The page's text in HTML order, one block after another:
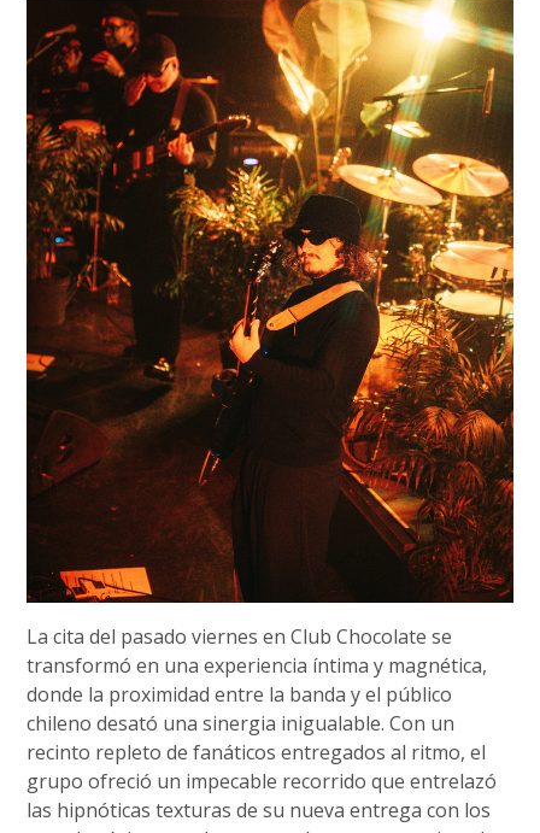
La cita del pasado viernes en Club Chocolate se
transformó en una experiencia íntima y magnética,
donde la proximidad entre la banda y el público
chileno desató una sinergia inigualable. Con un
recinto repleto de fanáticos entregados al ritmo, el
grupo ofreció un impecable recorrido que entrelazó
las hipnóticas texturas de su nueva entrega con los